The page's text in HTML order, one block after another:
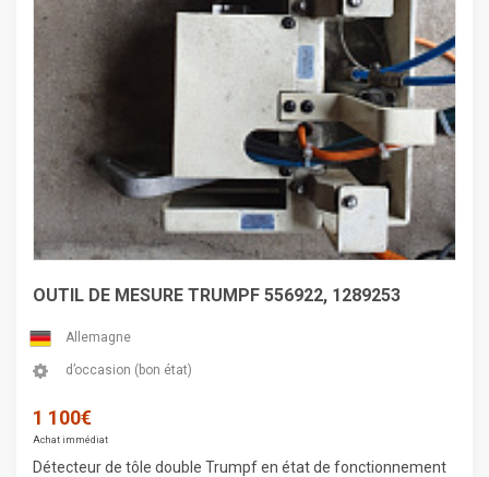
OUTIL DE MESURE TRUMPF 556922, 1289253
Allemagne
d’occasion (bon état)
1 100€
Achat immédiat
Détecteur de tôle double Trumpf en état de fonctionnement